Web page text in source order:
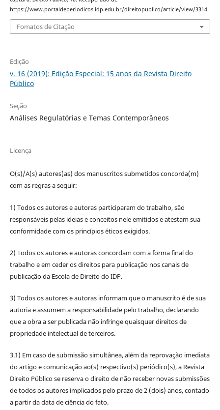
https://www.portaldeperiodicos.idp.edu.br/direitopublico/article/view/3314
Fomatos de Citação
Edição
v. 16 (2019): Edição Especial: 15 anos da Revista Direito
Público
Seção
Análises Regulatórias e Temas Contemporâneos
Licença
O(s)/A(s) autores(as) dos manuscritos submetidos concorda(m)
com as regras a seguir:
1) Todos os autores e autoras participaram do trabalho, são
responsáveis pelas ideias e conceitos nele emitidos e atestam sua
conformidade com os princípios éticos exigidos.
2) Todos os autores e autoras concordam com a forma final do
trabalho e em ceder os direitos para publicação nos canais de
publicação da Escola de Direito do IDP.
3) Todos os autores e autoras informam que o manuscrito é de sua
autoria e assumem a responsabilidade pelo trabalho, declarando
que a obra a ser publicada não infringe quaisquer direitos de
propriedade intelectual de terceiros.
3.1) Em caso de submissão simultânea, além da reprovação imediata
do artigo e comunicação ao(s) respectivo(s) periódico(s), a Revista
Direito Público se reserva o direito de não receber novas submissões
de todos os autores implicados pelo prazo de 2 (dois) anos, contado
a partir da data de ciência do fato.